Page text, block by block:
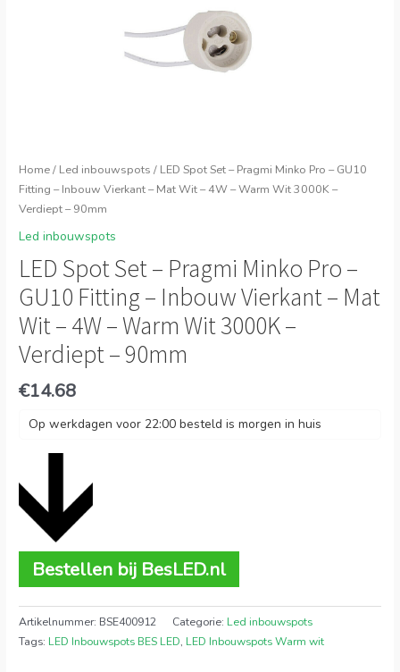
Home/ Led inbouwspots / LED Spot Set – Pragmi Minko Pro – GU10
Fitting – Inbouw Vierkant – Mat Wit – 4W – Warm Wit 3000K –
Verdiept – 90mm
Led inbouwspots
LED Spot Set – Pragmi Minko Pro –
GU10 Fitting – Inbouw Vierkant – Mat
Wit – 4W – Warm Wit 3000K –
Verdiept – 90mm
€14.68
Op werkdagen voor 22:00 besteld is morgen in huis
Bestellen bij BesLED.nl
Artikelnummer: BSE400912 Categorie: Led inbouwspots
Tags: LED Inbouwspots BES LED, LED Inbouwspots Warm wit